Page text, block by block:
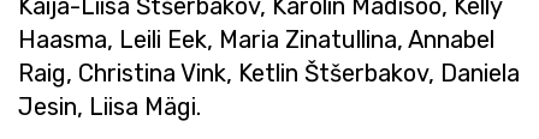
Kaija-Liisa Štšerbakov, Karolin Madisoo, Kelly
Haasma, Leili Eek, Maria Zinatullina, Annabel
Raig, Christina Vink, Ketlin Štšerbakov, Daniela
Jesin, Liisa Mägi.